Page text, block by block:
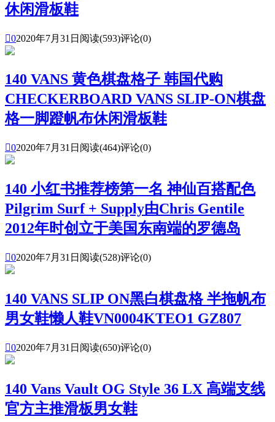
休闲滑板鞋
02020年7月31日 阅读(593)评论(0)
140 VANS 黄色棋盘格子 韩国代购
CHECKERBOARD VANS SLIP-ON棋盘
格一脚蹬帆布休闲滑板鞋
02020年7月31日 阅读(464)评论(0)
140 小红书推荐榜第一名 神仙百搭配色
Pilgrim Surf + Supply由Chris Gentile
2012年时创立于美国东南端的罗德岛
02020年7月31日 阅读(528)评论(0)
140 VANS SLIP ON黑白棋盘格 半拖帆布
男女鞋懒人鞋VN0004KTEO1 GZ807
02020年7月31日 阅读(650)评论(0)
140 Vans Vault OG Style 36 LX 高端支线
官方主推滑板男女鞋